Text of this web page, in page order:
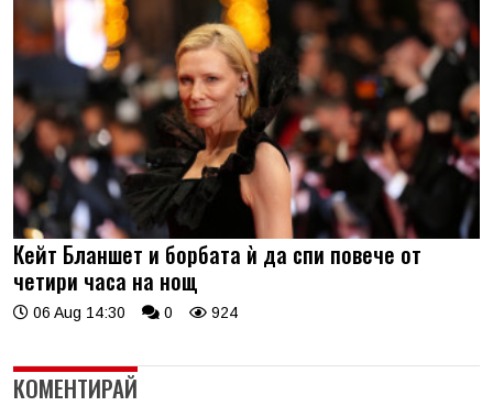
Кейт Бланшет и борбата ѝ да спи повече от
четири часа на нощ
06 Aug 14:30 0 924
КОМЕНТИРАЙ